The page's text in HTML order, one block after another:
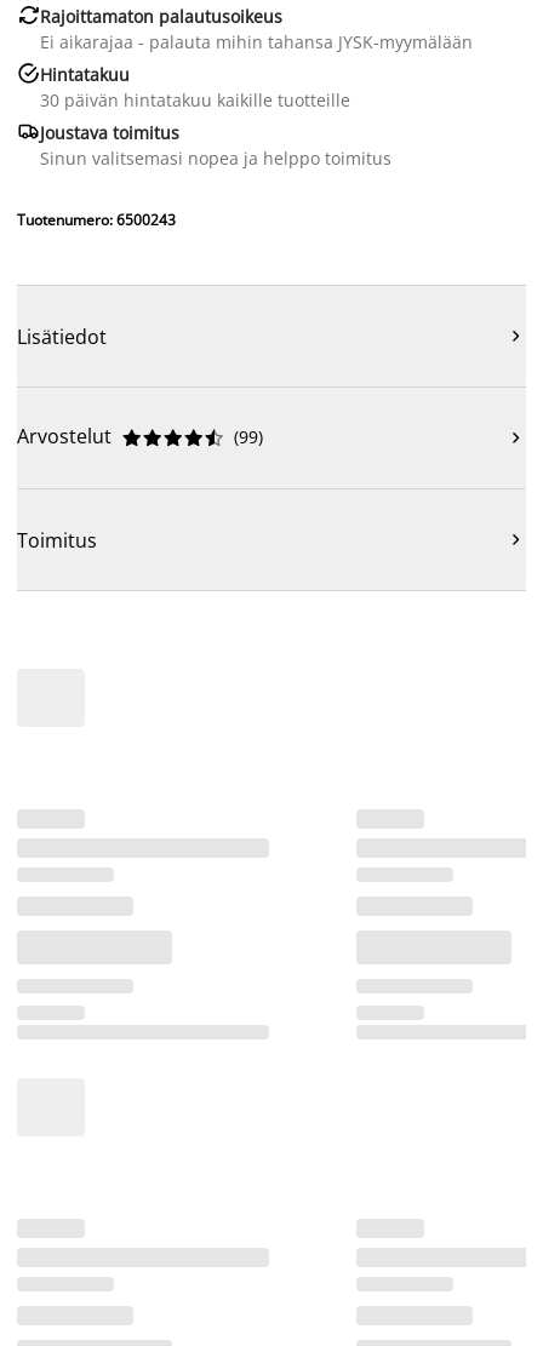
Rajoittamaton palautusoikeus
Ei aikarajaa - palauta mihin tahansa JYSK-myymälään
Hintatakuu
30 päivän hintatakuu kaikille tuotteille
Joustava toimitus
Sinun valitsemasi nopea ja helppo toimitus
Tuotenumero: 6500243
Lisätiedot 
Arvostelut 




 (99) 
Toimitus 